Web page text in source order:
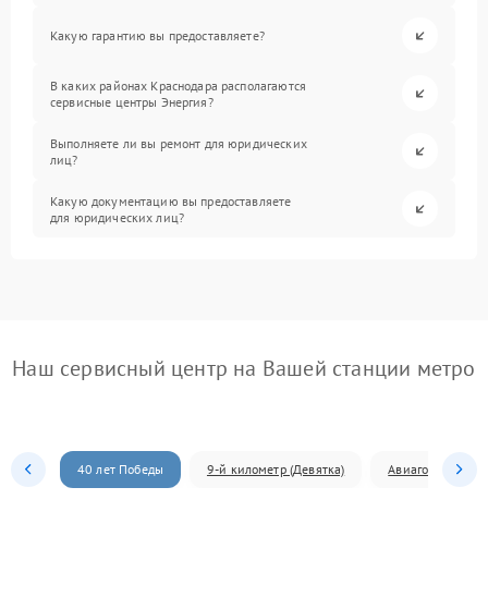
Какую гарантию вы предоставляете?
В каких районах Краснодара располагаются
сервисные центры Энергия?
Выполняете ли вы ремонт для юридических
лиц?
Какую документацию вы предоставляете
для юридических лиц?
Наш сервисный центр на Вашей станции метро
40 лет Победы 9-й километр (Девятка) Авиагородок